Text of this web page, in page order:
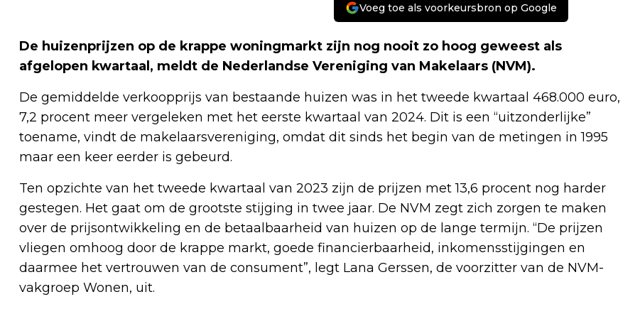
Voeg toe als voorkeursbron op Google
De huizenprijzen op de krappe woningmarkt zijn nog nooit zo hoog geweest als
afgelopen kwartaal, meldt de Nederlandse Vereniging van Makelaars (NVM).
De gemiddelde verkoopprijs van bestaande huizen was in het tweede kwartaal 468.000 euro,
7,2 procent meer vergeleken met het eerste kwartaal van 2024. Dit is een “uitzonderlijke”
toename, vindt de makelaarsvereniging, omdat dit sinds het begin van de metingen in 1995
maar een keer eerder is gebeurd.
Ten opzichte van het tweede kwartaal van 2023 zijn de prijzen met 13,6 procent nog harder
gestegen. Het gaat om de grootste stijging in twee jaar. De NVM zegt zich zorgen te maken
over de prijsontwikkeling en de betaalbaarheid van huizen op de lange termijn. “De prijzen
vliegen omhoog door de krappe markt, goede financierbaarheid, inkomensstijgingen en
daarmee het vertrouwen van de consument”, legt Lana Gerssen, de voorzitter van de NVM-
vakgroep Wonen, uit.